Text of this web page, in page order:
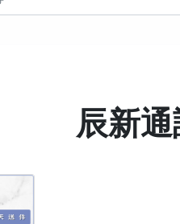
辰新